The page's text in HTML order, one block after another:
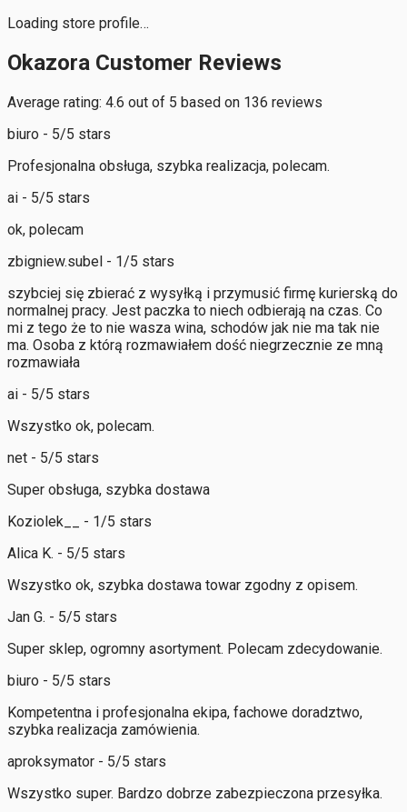
Loading store profile…
Okazora Customer Reviews
Average rating: 4.6 out of 5 based on 136 reviews
biuro - 5/5 stars
Profesjonalna obsługa, szybka realizacja, polecam.
ai - 5/5 stars
ok, polecam
zbigniew.subel - 1/5 stars
szybciej się zbierać z wysyłką i przymusić firmę kurierską do
normalnej pracy. Jest paczka to niech odbierają na czas. Co
mi z tego że to nie wasza wina, schodów jak nie ma tak nie
ma. Osoba z którą rozmawiałem dość niegrzecznie ze mną
rozmawiała
ai - 5/5 stars
Wszystko ok, polecam.
net - 5/5 stars
Super obsługa, szybka dostawa
Koziolek__ - 1/5 stars
Alica K. - 5/5 stars
Wszystko ok, szybka dostawa towar zgodny z opisem.
Jan G. - 5/5 stars
Super sklep, ogromny asortyment. Polecam zdecydowanie.
biuro - 5/5 stars
Kompetentna i profesjonalna ekipa, fachowe doradztwo,
szybka realizacja zamówienia.
aproksymator - 5/5 stars
Wszystko super. Bardzo dobrze zabezpieczona przesyłka.